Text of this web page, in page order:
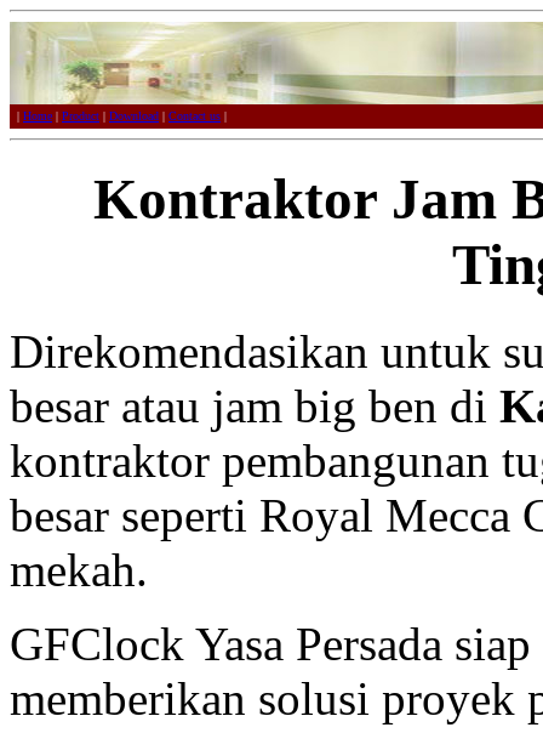
| Home | Product | Download | Contact us |
Kontraktor Jam
Direkomendasikan untuk
besar atau jam big ben di
kontraktor pembangunan
besar seperti Royal Mecca
mekah.
GFClock Yasa Persada
memberikan solusi proyek